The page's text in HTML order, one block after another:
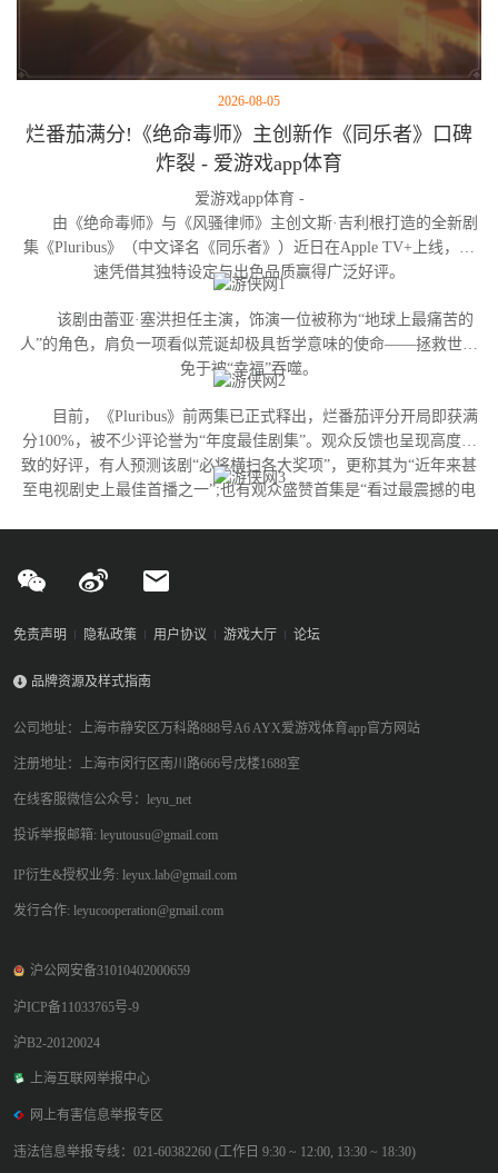
2026-08-05
烂番茄满分!《绝命毒师》主创新作《同乐者》口碑
炸裂 - 爱游戏app体育
爱游戏app体育 -
由《绝命毒师》与《风骚律师》主创文斯·吉利根打造的全新剧
集《Pluribus》（中文译名《同乐者》）近日在Apple TV+上线，迅
速凭借其独特设定与出色品质赢得广泛好评。
该剧由蕾亚·塞洪担任主演，饰演一位被称为“地球上最痛苦的
人”的角色，肩负一项看似荒诞却极具哲学意味的使命——拯救世界
免于被“幸福”吞噬。
目前，《Pluribus》前两集已正式释出，烂番茄评分开局即获满
分100%，被不少评论誉为“年度最佳剧集”。观众反馈也呈现高度一
致的好评，有人预测该剧“必将横扫各大奖项”，更称其为“近年来甚
至电视剧史上最佳首播之一”;也有观众盛赞首集是“看过最震撼的电
免责声明 隐私政策 用户协议 游戏大厅 论坛
品牌资源及样式指南
公司地址：上海市静安区万科路888号A6 AYX爱游戏体育app官方网站
注册地址：上海市闵行区南川路666号戊楼1688室
在线客服微信公众号：leyu_net
投诉举报邮箱: leyutousu@gmail.com
IP衍生&授权业务: leyux.lab@gmail.com
发行合作: leyucooperation@gmail.com
沪公网安备31010402000659
沪ICP备11033765号-9
沪B2-20120024
上海互联网举报中心
网上有害信息举报专区
违法信息举报专线：021-60382260 (工作日 9:30 ~ 12:00, 13:30 ~ 18:30)